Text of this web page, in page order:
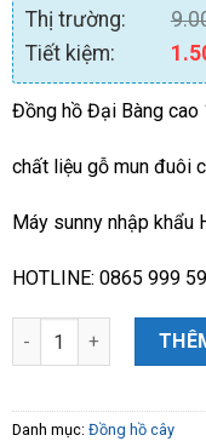
Thị trường:
Tiết kiệm:
Đồng hồ Đại Bàng cao
chất liệu gỗ mun đuôi
Máy sunny nhập khẩu
HOTLINE: 0865 999
Đồng hồ Đại Bàng gỗ
Danh mục: Đồng hồ cây